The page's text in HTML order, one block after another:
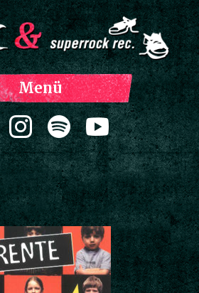
Menü
Zum Inhalt springen